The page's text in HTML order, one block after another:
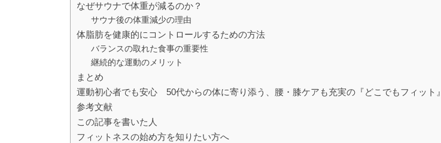
なぜサウナで体重が減るのか？
サウナ後の体重減少の理由
体脂肪を健康的にコントロールするための方法
バランスの取れた食事の重要性
継続的な運動のメリット
まとめ
運動初心者でも安心 50代からの体に寄り添う、腰・膝ケアも充実の『どこでもフィット』
参考文献
この記事を書いた人
フィットネスの始め方を知りたい方へ